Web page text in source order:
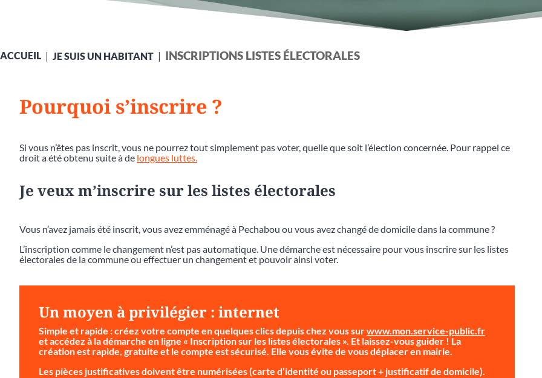
ACCUEIL JE SUIS UN HABITANT INSCRIPTIONS LISTES ÉLECTORALES
Pourquoi s’inscrire ?
Si vous n’êtes pas inscrit, vous ne pourrez tout simplement pas voter, quelle que soit l’élection concernée. Pour rappel ce
droit a été obtenu suite à de longues luttes.
Je veux m’inscrire sur les listes électorales
Vous n’avez jamais été inscrit, vous avez emménagé à Pechabou ou vous avez changé de domicile dans la commune ?
L’inscription comme le changement n’est pas automatique. Une démarche est nécessaire pour vous inscrire sur les listes
électorales de la commune ou effectuer un changement et pouvoir ainsi voter.
Un moyen à privilégier : internet
Simple et rapide : créez votre compte en quelques clics depuis chez vous surwww.mon.service-public.fr
et accédez à la démarche en ligne « Inscription sur les listes électorales ». Et laissez-vous guider ! La
création est rapide, gratuite et le compte est sécurisé. Elle vous évite de vous déplacer en mairie.
Les pièces justificatives doivent être numérisées (carte d’identité ou passeport + justificatif de domicile).